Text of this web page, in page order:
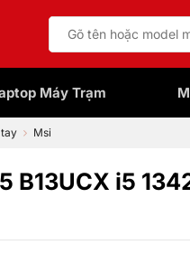
Tìm
kiếm:
Máy Trạm
Msi
B13UCX i5